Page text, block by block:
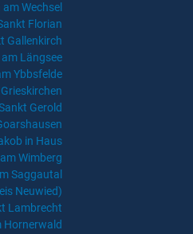
Wechsel
Florian
Gallenkirch
Längsee
Ybbsfelde
Gerold
in Haus
Wimberg
Saggautal
Neuwied)
Lambrecht
Hornerwald